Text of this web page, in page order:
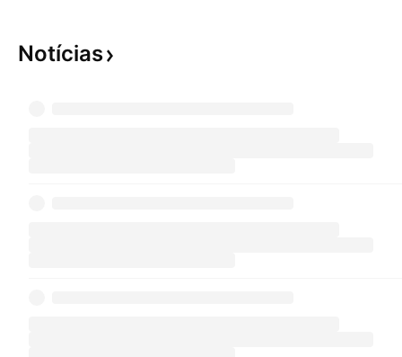
Notícias